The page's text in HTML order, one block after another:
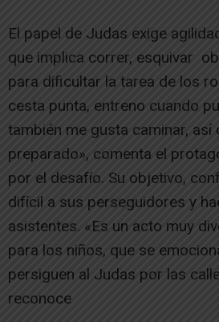
El papel de Judas exige
que implica correr, esquivar
para dificultar la tarea de los
cesta punta, entreno cuando
también me gusta caminar,
preparado», comenta el
por el desafío. Su objetivo,
difícil a sus perseguidores y
asistentes. «Es un acto muy
para los niños, que se
persiguen al Judas por las
reconoce